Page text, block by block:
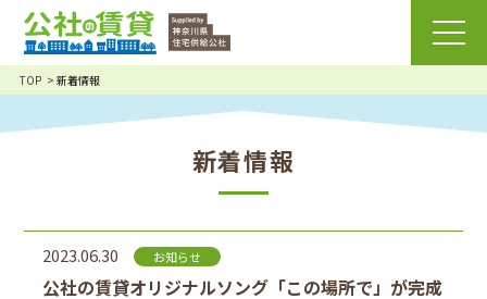
TOP 新着情報
新着情報
2023.06.30 お知らせ
公社の賃貸オリジナルソング「この場所で」が完成